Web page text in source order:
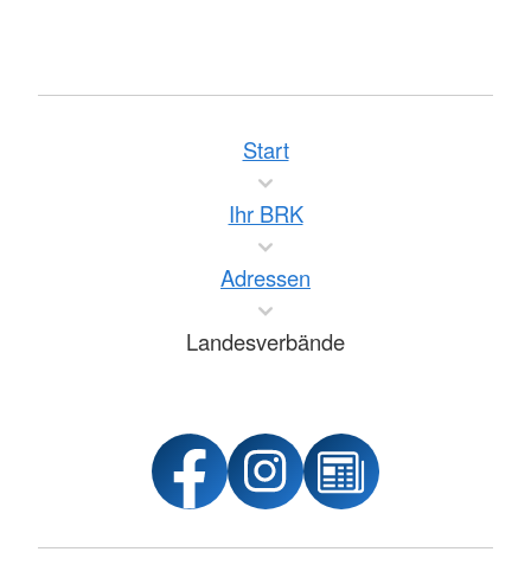
Start
Ihr BRK
Adressen
Landesverbände